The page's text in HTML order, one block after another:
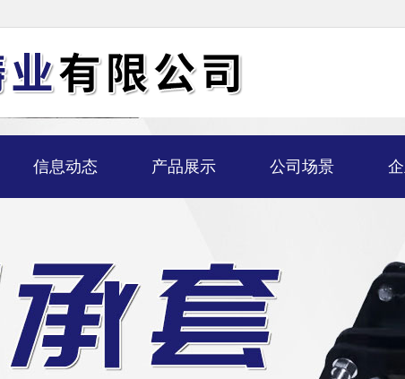
信息动态 产品展示 公司场景